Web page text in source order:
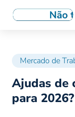
Mercado de
Ajudas de
para 2026?